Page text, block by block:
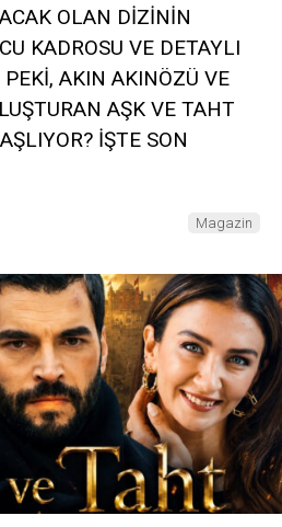
OLAN DİZİNİN
KADROSU VE DETAYLI
AKIN AKINÖZÜ VE
AŞK VE TAHT
İŞTE SON
Magazin